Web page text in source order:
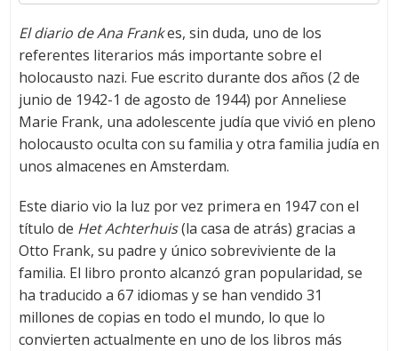
El diario de Ana Frankes, sin duda, uno de los
referentes literarios más importante sobre el
holocausto nazi. Fue escrito durante dos años (2 de
junio de 1942-1 de agosto de 1944) por Anneliese
Marie Frank, una adolescente judía que vivió en pleno
holocausto oculta con su familia y otra familia judía en
unos almacenes en Amsterdam.
Este diario vio la luz por vez primera en 1947 con el
título de Het Achterhuis(la casa de atrás) gracias a
Otto Frank, su padre y único sobreviviente de la
familia. El libro pronto alcanzó gran popularidad, se
ha traducido a 67 idiomas y se han vendido 31
millones de copias en todo el mundo, lo que lo
convierten actualmente en uno de los libros más